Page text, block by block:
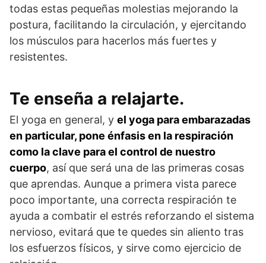
todas estas pequeñas molestias mejorando la
postura, facilitando la circulación, y ejercitando
los músculos para hacerlos más fuertes y
resistentes.
Te enseña a relajarte.
El yoga en general, y el yoga para embarazadas
en particular, pone énfasis en la respiración
como la clave para el control de nuestro
cuerpo, así que será una de las primeras cosas
que aprendas. Aunque a primera vista parece
poco importante, una correcta respiración te
ayuda a combatir el estrés reforzando el sistema
nervioso, evitará que te quedes sin aliento tras
los esfuerzos físicos, y sirve como ejercicio de